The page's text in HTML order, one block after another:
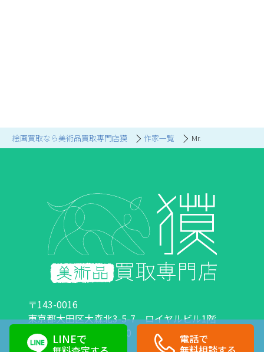
LINEで 電話で
絵画買取なら美術品買取専門店獏 作家一覧 Mr.
〒143-0016
東京都大田区大森北3-5-7 ロイヤルビル1階
営業時間：10:00～18:00 定休日：日曜日・祝日
0120-89-0007 03-6423-1033